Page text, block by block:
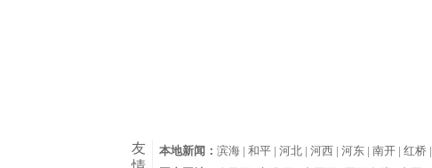
友
本地新闻： 滨海 |和平 |河北 |河西 |河东 |南开 |红桥 |